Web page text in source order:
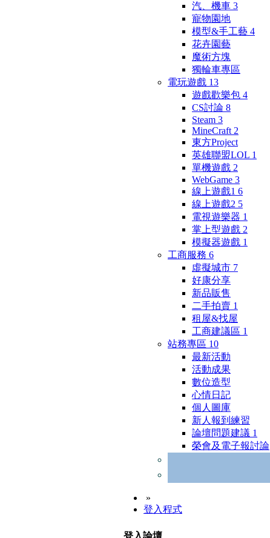
汽、機車 3
寵物園地
模型&手工藝 4
花卉園藝
魔術方塊
獨輪車專區
電玩遊戲 13
遊戲歡樂包 4
CS討論 8
Steam 3
MineCraft 2
東方Project
英雄聯盟LOL 1
單機遊戲 2
WebGame 3
線上遊戲1 6
線上遊戲2 5
電視遊樂器 1
掌上型遊戲 2
模擬器遊戲 1
工商服務 6
虛擬城市 7
好康分享
新品販售
二手拍賣 1
租屋&找屋
工商建議區 1
站務專區 10
最新活動
活動成果
數位造型
心情日記
個人圖庫
新人報到練習
論壇問題建議 1
榮會及電子報討論
»
登入程式
登入論壇